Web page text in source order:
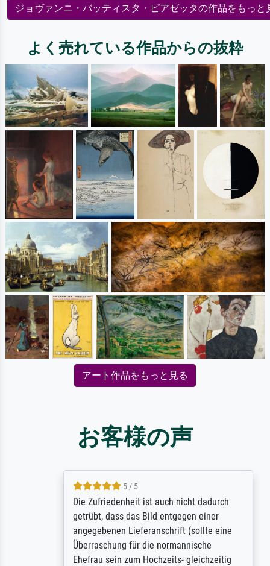
ジョヴァンニ・バッティスタ・ピアゼッタの作品をもっと
よく売れている作品からの抜粋
アート作品をもっと見る
お客様の声
5 / 5
Die Zufriedenheit ist auch nicht dadurch
getrübt, dass das Bild entgegen einer
angegebenen Lieferanschrift (sollte eine
Überraschung für die normannische
Ehefrau sein zum Hochzeits- gleichzeitig